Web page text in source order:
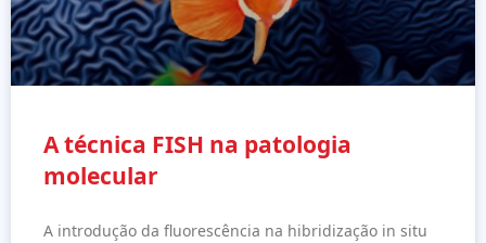
A técnica FISH na patologia
molecular
A introdução da fluorescência na hibridização in situ